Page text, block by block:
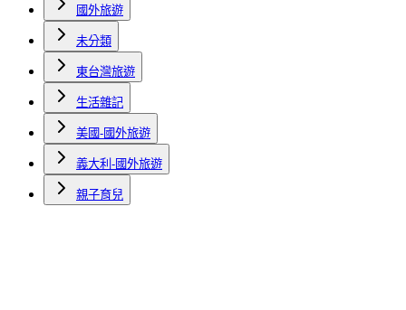
國外旅遊
未分類
東台灣旅遊
生活雜記
美國-國外旅遊
義大利-國外旅遊
親子育兒